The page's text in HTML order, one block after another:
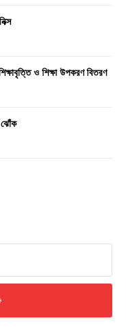
ও শিক্ষা উপকরণ বিতরণ
ঝোঁক